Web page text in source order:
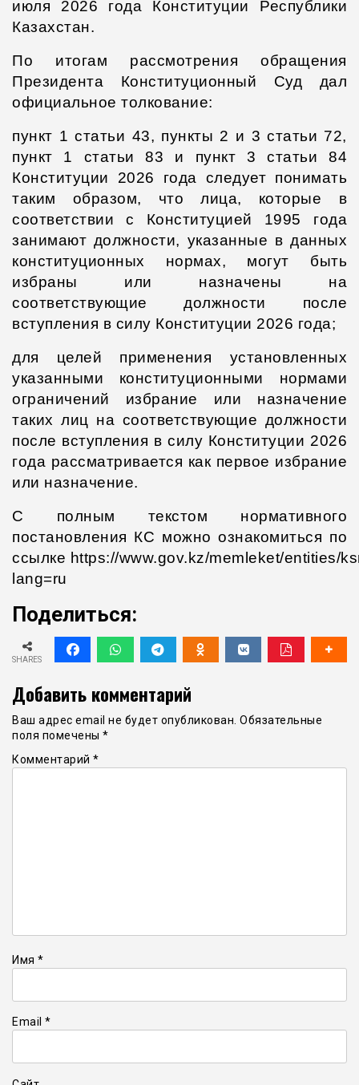
июля 2026 года Конституции Республики
Казахстан.
По итогам рассмотрения обращения
Президента Конституционный Суд дал
официальное толкование:
пункт 1 статьи 43, пункты 2 и 3 статьи 72,
пункт 1 статьи 83 и пункт 3 статьи 84
Конституции 2026 года следует понимать
таким образом, что лица, которые в
соответствии с Конституцией 1995 года
занимают должности, указанные в данных
конституционных нормах, могут быть
избраны или назначены на
соответствующие должности после
вступления в силу Конституции 2026 года;
для целей применения установленных
указанными конституционными нормами
ограничений избрание или назначение
таких лиц на соответствующие должности
после вступления в силу Конституции 2026
года рассматривается как первое избрание
или назначение.
С полным текстом нормативного
постановления КС можно ознакомиться по
ссылке https://www.gov.kz/memleket/entities/
lang=ru
Поделиться:
SHARES
Добавить комментарий
Ваш адрес email не будет опубликован. Обязательные
поля помечены *
Комментарий *
Имя *
Email *